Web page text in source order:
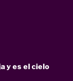
y es el cielo